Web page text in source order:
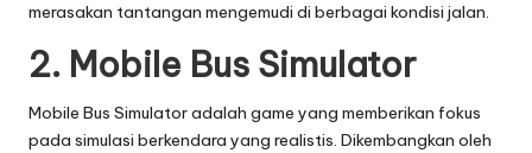
merasakan tantangan mengemudi di berbagai kondisi jalan.
2. Mobile Bus Simulator
Mobile Bus Simulator adalah game yang memberikan fokus
pada simulasi berkendara yang realistis. Dikembangkan oleh